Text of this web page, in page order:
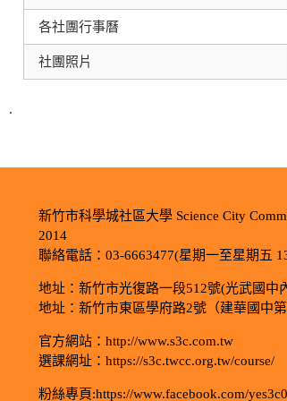
各社團行事曆
社團照片
.
新竹市科學城社區大學 Science City
2014
聯絡電話：03-6663477(星期一至星期五
地址：新竹市光復路一段512號(光武國中
地址：新竹市東區學府路2號（建華國中第
官方網站：http://www.s3c.com.tw
選課網址：https://s3c.twcc.org.tw/course/
粉絲專頁:https://www.facebook.com/